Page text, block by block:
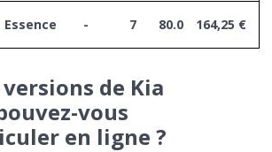
Essence - 7 80.0 164,25 €
de Kia
vous
en ligne ?